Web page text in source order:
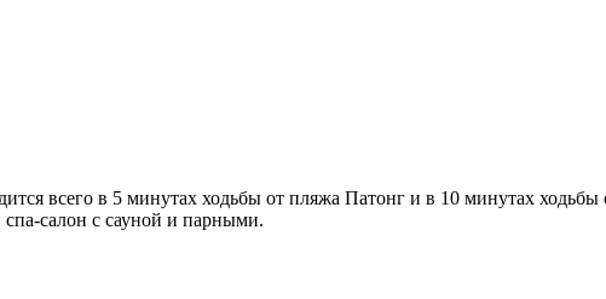
всего в 5 минутах ходьбы от пляжа Патонг и в 10 минутах
салон с сауной и парными.